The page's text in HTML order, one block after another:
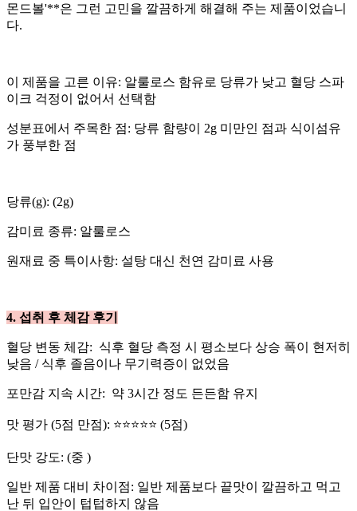
몬드볼'**은 그런 고민을 깔끔하게 해결해 주는 제품이었습니
다.
​이 제품을 고른 이유: 알룰로스 함유로 당류가 낮고 혈당 스파
이크 걱정이 없어서 선택함
​성분표에서 주목한 점: 당류 함량이 2g 미만인 점과 식이섬유
가 풍부한 점
​당류(g): (2g)
​감미료 종류: 알룰로스
​원재료 중 특이사항: 설탕 대신 천연 감미료 사용
​4. 섭취 후 체감 후기
​혈당 변동 체감: 식후 혈당 측정 시 평소보다 상승 폭이 현저히
낮음 / 식후 졸음이나 무기력증이 없었음
​포만감 지속 시간: 약 3시간 정도 든든함 유지
​맛 평가 (5점 만점): ⭐⭐⭐⭐⭐ (5점)
​단맛 강도: (중 )
​일반 제품 대비 차이점: 일반 제품보다 끝맛이 깔끔하고 먹고
난 뒤 입안이 텁텁하지 않음